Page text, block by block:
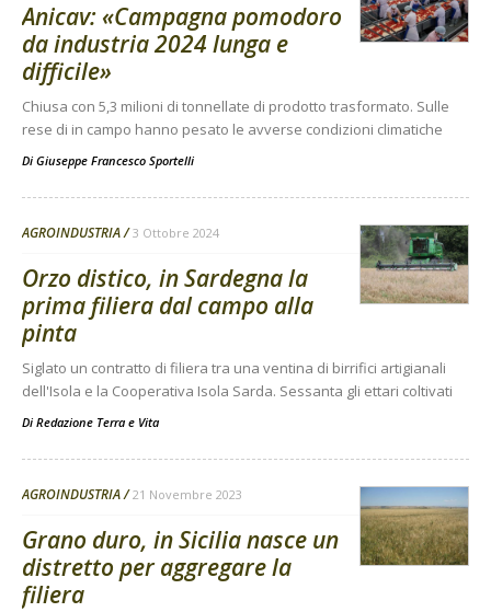
Anicav: «Campagna pomodoro
da industria 2024 lunga e
difficile»
Chiusa con 5,3 milioni di tonnellate di prodotto trasformato. Sulle
rese di in campo hanno pesato le avverse condizioni climatiche
Di Giuseppe Francesco Sportelli
AGROINDUSTRIA 3 Ottobre 2024
Orzo distico, in Sardegna la
prima filiera dal campo alla
pinta
Siglato un contratto di filiera tra una ventina di birrifici artigianali
dell'Isola e la Cooperativa Isola Sarda. Sessanta gli ettari coltivati
Di Redazione Terra e Vita
AGROINDUSTRIA 21 Novembre 2023
Grano duro, in Sicilia nasce un
distretto per aggregare la
filiera